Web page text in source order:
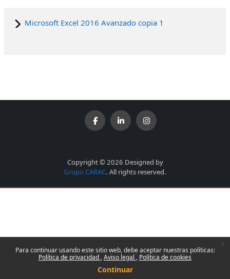
Para continuar usando este sitio web, debe aceptar nuestras políticas:
Política de privacidad Aviso legal Política de cookies
Continuar
Microsoft Excel 2016 Avanzado copia 1
Copyright © 2026 Designed by
Grupo CARAC. All rights reserved.